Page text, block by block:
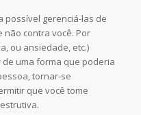
possível gerenciá-las de
contra você. Por
ou ansiedade, etc.)
uma forma que poderia
tornar-se
que você tome